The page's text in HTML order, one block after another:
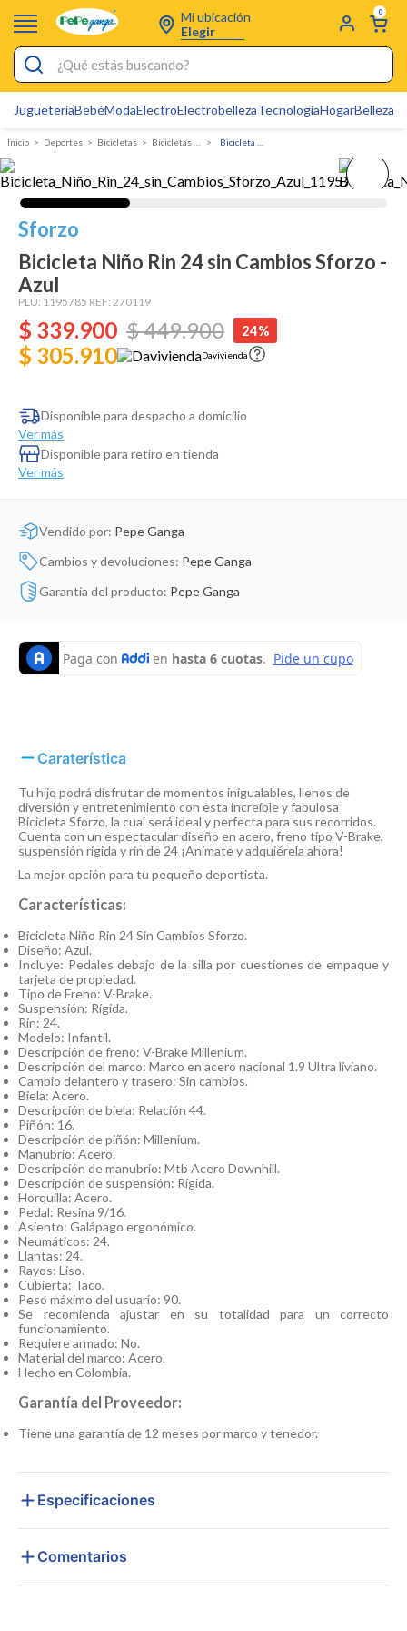
Mi ubicación
Elegir
0
¿Qué estás buscando?
JugueteriaBebéModaElectroElectrobellezaTecnologíaHogarBelleza
Deportes bicicletas Bicicletas Infantiles
Sforzo
Bicicleta Niño Rin 24 sin Cambios Sforzo -
Azul
PLU: 1195785 REF: 270119
$ 339.900 $449.900 24%
$ 305.910 Davivienda
Disponible para despacho a domicilio
Ver más
Disponible para retiro en tienda
Ver más
Vendido por: Pepe Ganga
Cambios y devoluciones: Pepe Ganga
Garantía del producto: Pepe Ganga
Caraterística
Tu hijo podrá disfrutar de momentos inigualables, llenos de
diversión y entretenimiento con esta increíble y fabulosa
Bicicleta Sforzo, la cual será ideal y perfecta para sus recorridos.
Cuenta con un espectacular diseño en acero, freno tipo V-Brake,
suspensión rígida y rin de 24 ¡Anímate y adquiérela ahora!
La mejor opción para tu pequeño deportista.
Características:
Bicicleta Niño Rin 24 Sin Cambios Sforzo.
Diseño: Azul.
Incluye: Pedales debajo de la silla por cuestiones de empaque y
tarjeta de propiedad.
Tipo de Freno: V-Brake.
Suspensión: Rígida.
Rin: 24.
Modelo: Infantil.
Descripción de freno: V-Brake Millenium.
Descripción del marco: Marco en acero nacional 1.9 Ultra liviano.
Cambio delantero y trasero: Sin cambios.
Biela: Acero.
Descripción de biela: Relación 44.
Piñón: 16.
Descripción de piñón: Millenium.
Manubrio: Acero.
Descripción de manubrio: Mtb Acero Downhill.
Descripción de suspensión: Rígida.
Horquilla: Acero.
Pedal: Resina 9/16.
Asiento: Galápago ergonómico.
Neumáticos: 24.
Llantas: 24.
Rayos: Liso.
Cubierta: Taco.
Peso máximo del usuario: 90.
Se recomienda ajustar en su totalidad para un correcto
funcionamiento.
Requiere armado: No.
Material del marco: Acero.
Hecho en Colombia.
Garantía del Proveedor:
Tiene una garantía de 12 meses por marco y tenedor.
Especificaciones
Comentarios
Electro
Figuras Toy Story
Carters
Silla Mecedora Bebé
Bebes
Cuna Colecho
Dinosaurio Juguete